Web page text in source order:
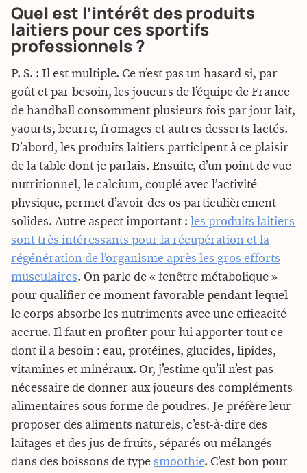
Quel est l’intérêt des produits
laitiers pour ces sportifs
professionnels ?
P. S. : Il est multiple. Ce n’est pas un hasard si, par
goût et par besoin, les joueurs de l’équipe de France
de handball consomment plusieurs fois par jour lait,
yaourts, beurre, fromages et autres desserts lactés.
D’abord, les produits laitiers participent à ce plaisir
de la table dont je parlais. Ensuite, d’un point de vue
nutritionnel, le calcium, couplé avec l’activité
physique, permet d’avoir des os particulièrement
solides. Autre aspect important : les produits laitiers
sont très intéressants pour la récupération et la
régénération de l’organisme après les gros efforts
musculaires. On parle de « fenêtre métabolique »
pour qualifier ce moment favorable pendant lequel
le corps absorbe les nutriments avec une efficacité
accrue. Il faut en profiter pour lui apporter tout ce
dont il a besoin : eau, protéines, glucides, lipides,
vitamines et minéraux. Or, j’estime qu’il n’est pas
nécessaire de donner aux joueurs des compléments
alimentaires sous forme de poudres. Je préfère leur
proposer des aliments naturels, c’est-à-dire des
laitages et des jus de fruits, séparés ou mélangés
dans des boissons de type smoothie. C’est bon pour